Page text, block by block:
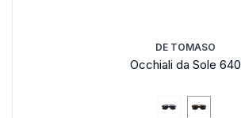
DE TOMASO
Occhiali da Sole 640